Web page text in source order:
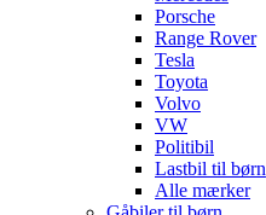
Porsche
Range Rover
Tesla
Toyota
Volvo
VW
Politibil
Lastbil til børn
Alle mærker